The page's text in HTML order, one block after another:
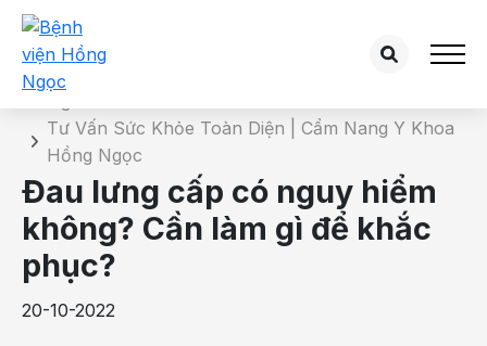
Chi tiết bài tư vấn
Tư Vấn Sức Khỏe Toàn Diện | Cẩm Nang Y Khoa
Hồng Ngọc
Đau lưng cấp có nguy hiểm
không? Cần làm gì để khắc
phục?
20-10-2022